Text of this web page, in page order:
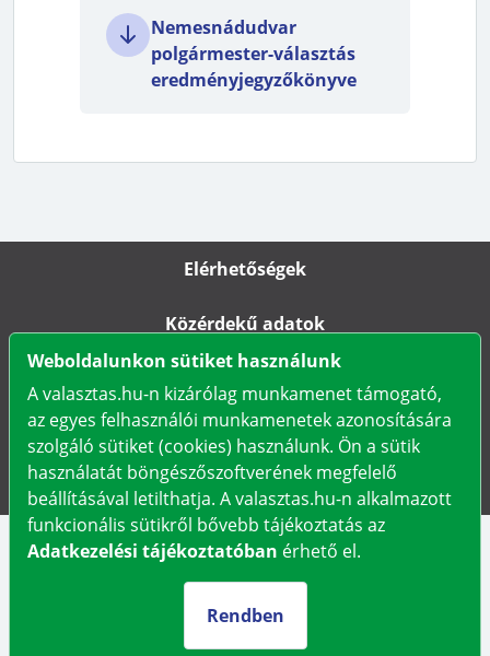
Nemesnádudvar
polgármester-választás
eredményjegyzőkönyve
Elérhetőségek
Közérdekű adatok
Karrier
Adatkezelési tájékoztató
Választási Információs Szolgálatok
Weboldalunkon sütiket használunk
A valasztas.hu-n kizárólag munkamenet támogató,
az egyes felhasználói munkamenetek azonosítására
szolgáló sütiket (cookies) használunk. Ön a sütik
használatát böngészőszoftverének megfelelő
beállításával letilthatja. A valasztas.hu-n alkalmazott
funkcionális sütikről bővebb tájékoztatás az
Adatkezelési tájékoztatóban érhető el.
Rendben